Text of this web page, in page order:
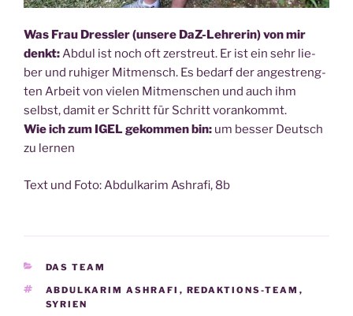
Was Frau Dress­ler (unse­re DaZ-Leh­re­rin) von mir
denkt:Abdul ist noch oft zer­streut. Er ist ein sehr lie­
ber und ruhi­ger Mit­mensch. Es bedarf der ange­streng­
ten Arbeit von vie­len Mit­men­schen und auch ihm
selbst, damit er Schritt für Schritt vor­an­kommt.
Wie ich zum IGEL gekom­men bin: um bes­ser Deutsch
zu lernen
Text und Foto: Abdul­ka­rim Ashra­fi, 8b
KATEGORIEN
DAS TEAM
SCHLAGWÖRTER
ABDULKARIM ASHRAFI , REDAKTIONS-TEAM ,
SYRIEN